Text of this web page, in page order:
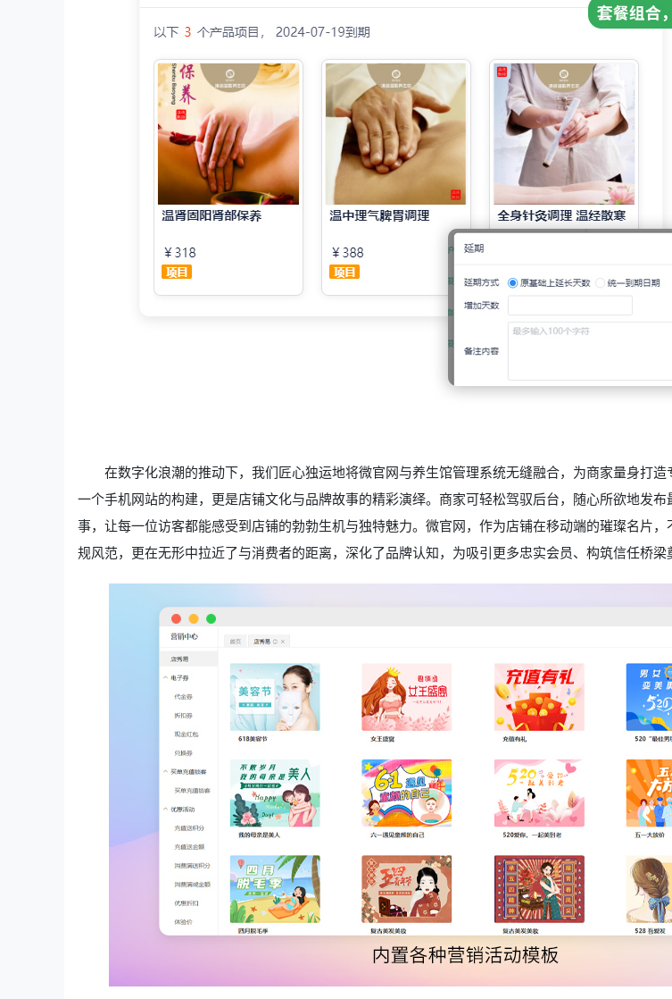
在数字化浪潮的推动下，我们匠心独运地将微官网与养生馆管理系统无缝融合，为商家量身打
一个手机网站的构建，更是店铺文化与品牌故事的精彩演绎。商家可轻松驾驭后台，随心所欲地发
事，让每一位访客都能感受到店铺的勃勃生机与独特魅力。微官网，作为店铺在移动端的璀璨名片
规风范，更在无形中拉近了与消费者的距离，深化了品牌认知，为吸引更多忠实会员、构筑信任桥梁